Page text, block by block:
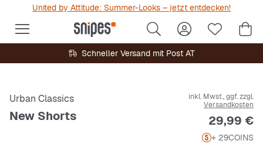
United by Attitude: Summer-Looks – jetzt entdecken!
Schneller Versand mit Post AT
Urban Classics
New Shorts
inkl. Mwst., ggf. zzgl.
Versandkosten
Preis
29,99 €
+ 29COINS